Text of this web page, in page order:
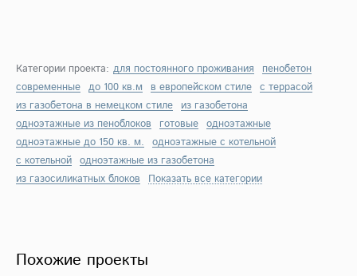
Категории проекта: для постоянного проживания
пенобетон
современные до 100 кв.м в европейском стиле с террасой
из газобетона в немецком стиле из газобетона
одноэтажные из пеноблоков
готовые одноэтажные
одноэтажные до 150 кв. м. одноэтажные с котельной
с котельной одноэтажные из газобетона
из газосиликатных блоков
Показать все категории
Похожие проекты